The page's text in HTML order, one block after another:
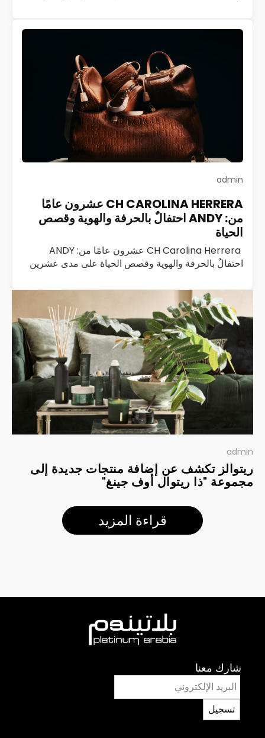
2023 على تنمية هذا…
اقرأ المزيد
admin
CH CAROLINA HERRERA عشرون عامًا
من: ANDY احتفالٌ بالحرفة والهوية وقصص
الحياة
CH Carolina Herrera عشرون عامًا من: ANDY
احتفالٌ بالحرفة والهوية وقصص الحياة على مدى عشرين
مجرد حقيبة؛ كانت رفيقة درب، وشاهدة على…اقرأ المزيد
admin
ريتوالز تكشف عن إضافة منتجات جديدة إلى
مجموعة "ذا ريتوال أوف جينغ"
قراءة المزيد
شارك معنا
تسجيل